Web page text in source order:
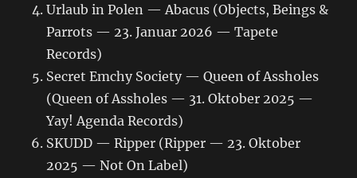
Urlaub in Polen — Abacus (Objects, Beings &
Parrots — 23. Januar 2026 — Tapete
Records)
Secret Emchy Society — Queen of Assholes
(Queen of Assholes — 31. Oktober 2025 —
Yay! Agenda Records)
SKUDD — Ripper (Ripper — 23. Oktober
2025 — Not On Label)